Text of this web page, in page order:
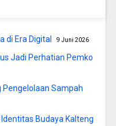
di Era Digital 9 Juni 2026
Jadi Perhatian Pemko
Pengelolaan Sampah
Budaya Kalteng